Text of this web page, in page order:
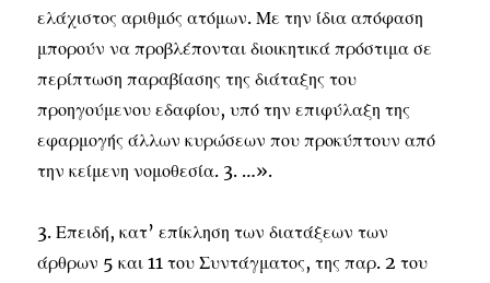
ελάχιστος αριθμός ατόμων. Με την ίδια απόφαση
μπορούν να προβλέπονται διοικητικά πρόστιμα σε
περίπτωση παραβίασης της διάταξης του
προηγούμενου εδαφίου, υπό την επιφύλαξη της
εφαρμογής άλλων κυρώσεων που προκύπτουν από
την κείμενη νομοθεσία. 3. …».
3. Επειδή, κατ’ επίκληση των διατάξεων των
άρθρων 5 και 11 του Συντάγματος, της παρ. 2 του